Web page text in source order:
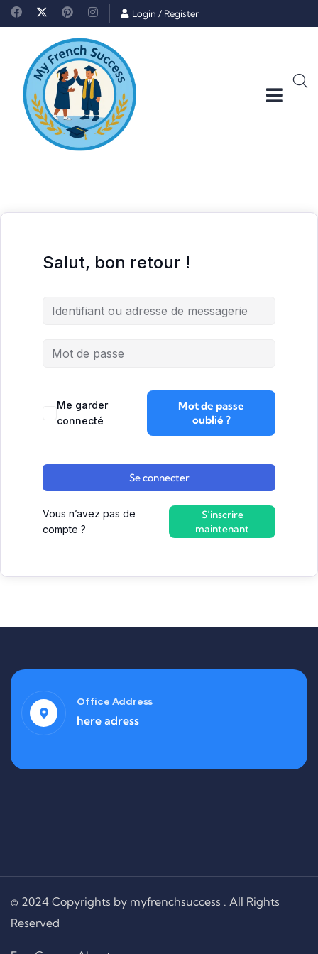
Login / Register
Salut, bon retour !
Me garder
connecté
Mot de passe
oublié ?
Se connecter
Vous n’avez pas de
compte ?
S’inscrire
maintenant
Office Address
here adress
© 2024 Copyrights by myfrenchsuccess . All Rights
Reserved